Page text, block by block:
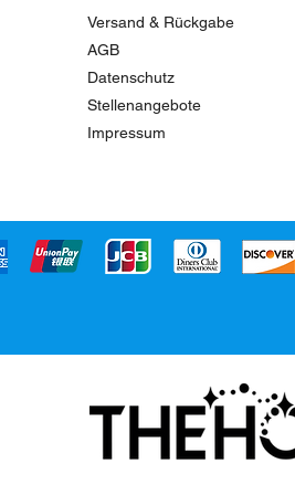
Versand & Rückgabe
AGB
Datenschutz
Stellenangebote
Impressum